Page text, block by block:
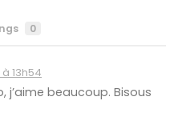
0
13h54
j’aime beaucoup. Bisous